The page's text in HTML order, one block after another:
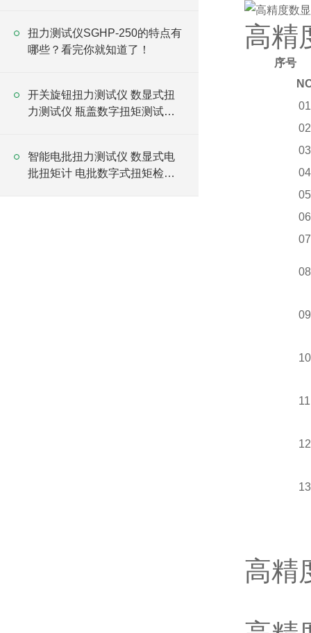
扭力测试仪SGHP-250的特点有
哪些？看完你就知道了！
开关旋钮扭力测试仪 数显式扭
力测试仪 瓶盖数字扭矩测试仪
智能电批扭力测试仪 数显式电
批扭矩计 电批数字式扭矩检测
高精
序号
01
02
03
04
05
06
07
08
09
10
11
12
13
15
高精